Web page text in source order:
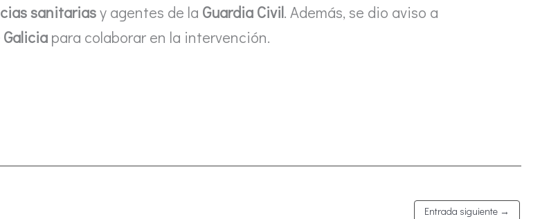
sanitariasy agentes de la Guardia Civil. Además, se dio aviso a
para colaborar en la intervención.
Entrada siguiente →